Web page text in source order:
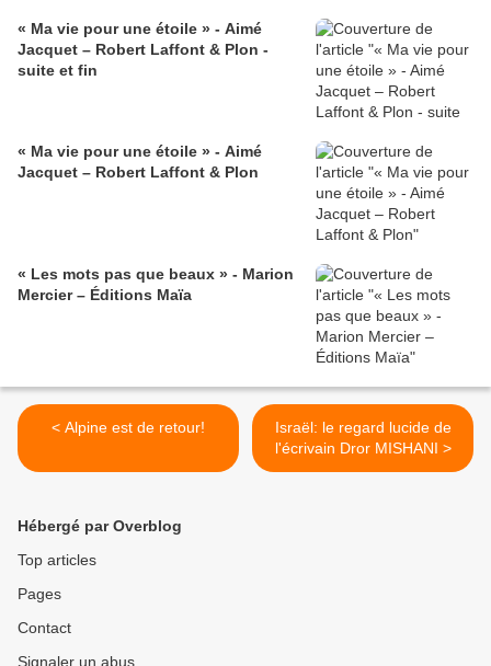
« Ma vie pour une étoile » - Aimé
Jacquet – Robert Laffont & Plon -
suite et fin
« Ma vie pour une étoile » - Aimé
Jacquet – Robert Laffont & Plon
« Les mots pas que beaux » - Marion
Mercier – Éditions Maïa
< Alpine est de retour!
Israël: le regard lucide de
l'écrivain Dror MISHANI >
Hébergé par Overblog
Top articles
Pages
Contact
Signaler un abus